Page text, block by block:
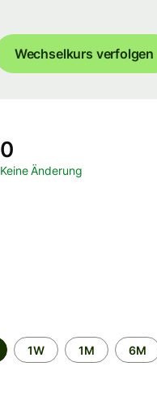
Wechselkurs verfolgen
0
Keine Änderung
1W 1M 6M